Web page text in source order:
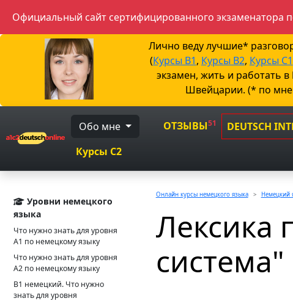
Официальный сайт сертифицированного экзаменатора
Лично веду лучшие*
(Курсы B1, Курсы B2, Курсы С1
экзамен, жить и работать
Швейцарии. (* по
Обо мне ОТЗЫВЫ51 DEUTSCH
Курсы C2
Уровни немецкого
языка
Что нужно знать для уровня
А1 по немецкому языку
Что нужно знать для уровня
А2 по немецкому языку
B1 немецкий. Что нужно
знать для уровня
Онлайн курсы немецкого языка Немецкий
Лексика
система"